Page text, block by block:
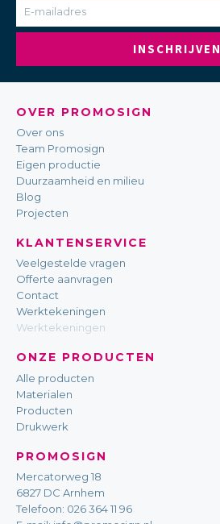
INSCHRIJVEN
OVER PROMOSIGN
Over ons
Team Promosign
Eigen productie
Duurzaamheid en milieu
Blog
Projecten
KLANTENSERVICE
Veelgestelde vragen
Offerte aanvragen
Contact
Werktekeningen
Werktekeningen
ONZE PRODUCTEN
Alle producten
Materialen
Producten
Drukwerk
PROMOSIGN
Mercatorweg 18
6827 DC Arnhem
Telefoon: 026 364 11 96